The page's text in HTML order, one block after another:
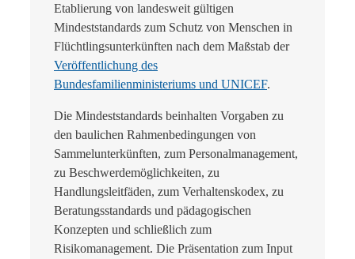
Etablierung von landesweit gültigen
Mindeststandards zum Schutz von Menschen in
Flüchtlingsunterkünften nach dem Maßstab der
Veröffentlichung des
Bundesfamilienministeriums und UNICEF.
Die Mindeststandards beinhalten Vorgaben zu
den baulichen Rahmenbedingungen von
Sammelunterkünften, zum Personalmanagement,
zu Beschwerdemöglichkeiten, zu
Handlungsleitfäden, zum Verhaltenskodex, zu
Beratungsstandards und pädagogischen
Konzepten und schließlich zum
Risikomanagement. Die Präsentation zum Input